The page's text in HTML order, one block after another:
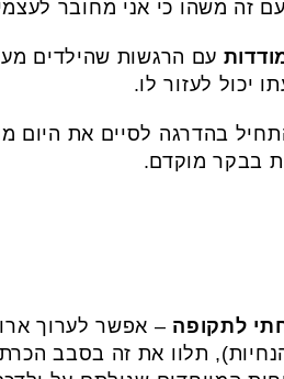
זה משהו כי אני מחובר
עם הרגשות שהילדים
יכול לעזור לו.
בהדרגה לסיים את היום
בבקר מוקדם.
לתקופה – אפשר לערוך
תלוו את זה בסבב